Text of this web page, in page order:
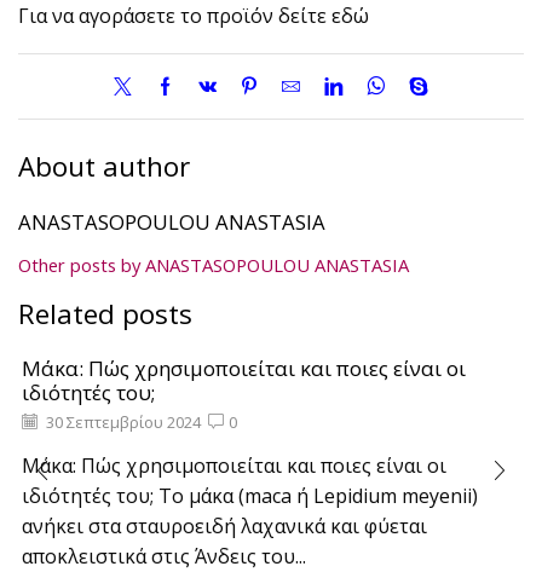
Για να αγοράσετε το προϊόν δείτε εδώ
About author
ANASTASOPOULOU ANASTASIA
Other posts by ANASTASOPOULOU ANASTASIA
Related posts
Mάκα: Πώς χρησιμοποιείται και ποιες είναι οι
ιδιότητές του;
30 Σεπτεμβρίου 2024 0
Mάκα: Πώς χρησιμοποιείται και ποιες είναι οι
ιδιότητές του; Το μάκα (maca ή Lepidium meyenii)
ανήκει στα σταυροειδή λαχανικά και φύεται
αποκλειστικά στις Άνδεις του...